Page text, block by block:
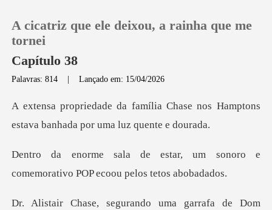
Loja
Histórico
A cicatriz que ele deixou, a rainha que me
tornei
Capítulo 38
Palavras: 814 |Lançado em: 15/04/2026
Chase nos Hamptons
estava banha
, um sonoro e
comemorativo POP
Dom